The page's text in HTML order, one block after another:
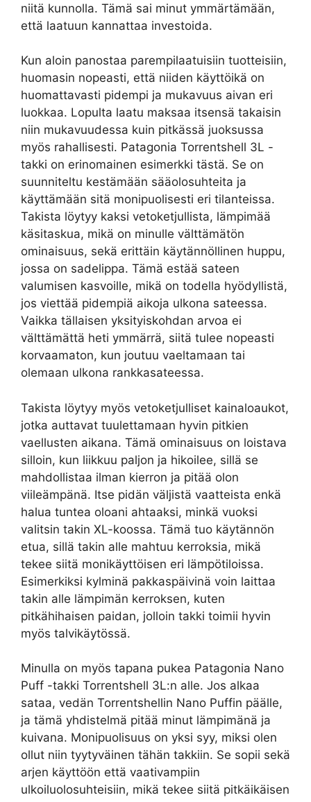
niitä kunnolla. Tämä sai minut ymmärtämään,
että laatuun kannattaa investoida.
Kun aloin panostaa parempilaatuisiin tuotteisiin,
huomasin nopeasti, että niiden käyttöikä on
huomattavasti pidempi ja mukavuus aivan eri
luokkaa. Lopulta laatu maksaa itsensä takaisin
niin mukavuudessa kuin pitkässä juoksussa
myös rahallisesti. Patagonia Torrentshell 3L -
takki on erinomainen esimerkki tästä. Se on
suunniteltu kestämään sääolosuhteita ja
käyttämään sitä monipuolisesti eri tilanteissa.
Takista löytyy kaksi vetoketjullista, lämpimää
käsitaskua, mikä on minulle välttämätön
ominaisuus, sekä erittäin käytännöllinen huppu,
jossa on sadelippa. Tämä estää sateen
valumisen kasvoille, mikä on todella hyödyllistä,
jos viettää pidempiä aikoja ulkona sateessa.
Vaikka tällaisen yksityiskohdan arvoa ei
välttämättä heti ymmärrä, siitä tulee nopeasti
korvaamaton, kun joutuu vaeltamaan tai
olemaan ulkona rankkasateessa.
Takista löytyy myös vetoketjulliset kainaloaukot,
jotka auttavat tuulettamaan hyvin pitkien
vaellusten aikana. Tämä ominaisuus on loistava
silloin, kun liikkuu paljon ja hikoilee, sillä se
mahdollistaa ilman kierron ja pitää olon
viileämpänä. Itse pidän väljistä vaatteista enkä
halua tuntea oloani ahtaaksi, minkä vuoksi
valitsin takin XL-koossa. Tämä tuo käytännön
etua, sillä takin alle mahtuu kerroksia, mikä
tekee siitä monikäyttöisen eri lämpötiloissa.
Esimerkiksi kylminä pakkaspäivinä voin laittaa
takin alle lämpimän kerroksen, kuten
pitkähihaisen paidan, jolloin takki toimii hyvin
myös talvikäytössä.
Minulla on myös tapana pukea Patagonia Nano
Puff -takki Torrentshell 3L:n alle. Jos alkaa
sataa, vedän Torrentshellin Nano Puffin päälle,
ja tämä yhdistelmä pitää minut lämpimänä ja
kuivana. Monipuolisuus on yksi syy, miksi olen
ollut niin tyytyväinen tähän takkiin. Se sopii sekä
arjen käyttöön että vaativampiin
ulkoiluolosuhteisiin, mikä tekee siitä pitkäikäisen